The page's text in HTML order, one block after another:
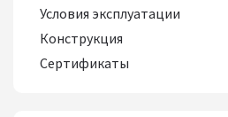
Условия эксплуатации
Конструкция
Сертификаты